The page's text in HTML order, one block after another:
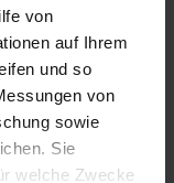
von
auf Ihrem
und so
von
sowie
Sie
welche Zwecke